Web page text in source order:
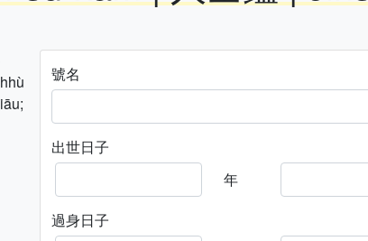
號名
出世日子
年
過身日子